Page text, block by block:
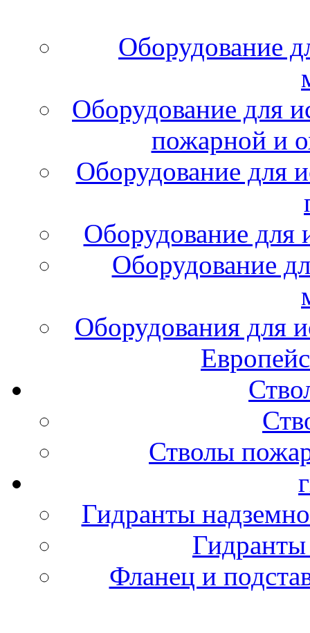
Оборудование
Оборудование для
пожарной и
Оборудование для
Оборудование для
Оборудование
Оборудования для
Стволы
Гидранты
Фланец и